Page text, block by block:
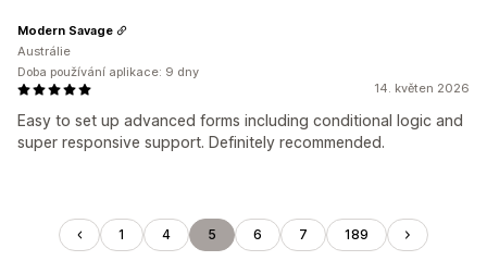
14. květen 2026
Easy to set up advanced forms including conditional logic and
super responsive support. Definitely recommended.
Modern Savage
Austrálie
Doba používání aplikace: 9 dny
1 4 5 6 7 189